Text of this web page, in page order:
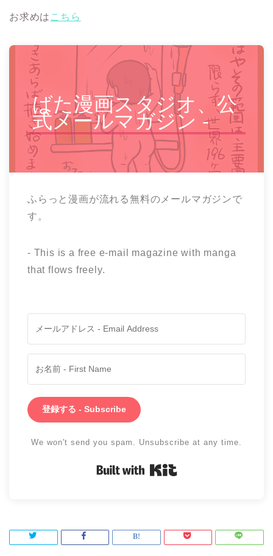
お求めは こちら
ばた漫画スタジオ、公
式メールマガジン -
ふらっと漫画が流れる無料のメールマガジンで
す。
- This is a free e-mail magazine with manga
that flows freely.
登録する - Subscribe
We won't send you spam. Unsubscribe at any time.